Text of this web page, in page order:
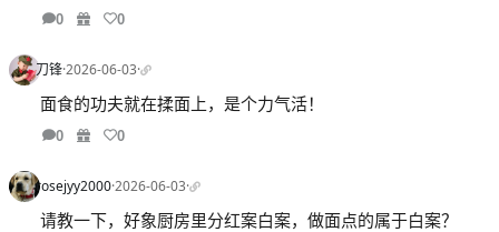
0 0
刀锋·2026-06-03·
面食的功夫就在揉面上，是个力气活！
0 0
rosejyy2000·2026-06-03·
请教一下，好象厨房里分红案白案，做面点的属于白案？